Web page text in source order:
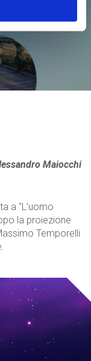
Maiocchi
a "L’uomo
la proiezione
Temporelli